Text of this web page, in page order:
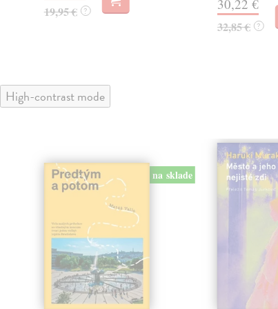
19,95 € ? 30,22 €
32,85 € ?
High-contrast mode
na sklade